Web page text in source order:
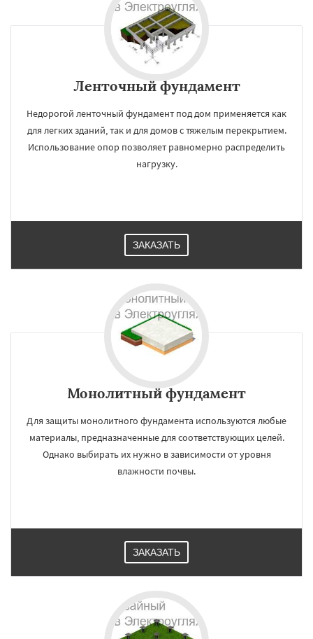
Ленточный фундамент
Недорогой ленточный фундамент под дом применяется как
для легких зданий, так и для домов с тяжелым перекрытием.
Использование опор позволяет равномерно распределить
нагрузку.
ЗАКАЗАТЬ
Монолитный фундамент
Для защиты монолитного фундамента используются любые
материалы, предназначенные для соответствующих целей.
Однако выбирать их нужно в зависимости от уровня
влажности почвы.
ЗАКАЗАТЬ